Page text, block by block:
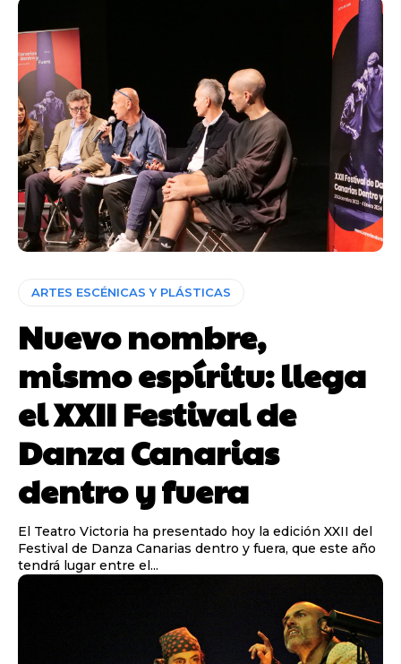
ARTES ESCÉNICAS Y PLÁSTICAS
Nuevo nombre,
mismo espíritu: llega
el XXII Festival de
Danza Canarias
dentro y fuera
El Teatro Victoria ha presentado hoy la edición XXII del
Festival de Danza Canarias dentro y fuera, que este año
tendrá lugar entre el...